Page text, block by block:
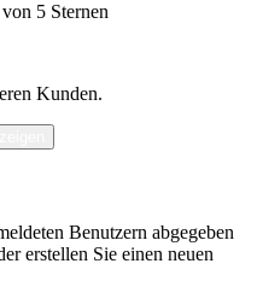
5 Sternen
Kunden.
Benutzern abgegeben
erstellen Sie einen neuen